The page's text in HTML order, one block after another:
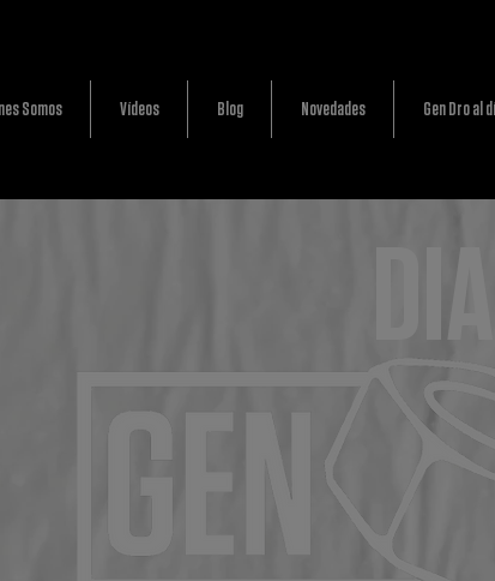
Somos Vídeos Blog Novedades Gen Dro al